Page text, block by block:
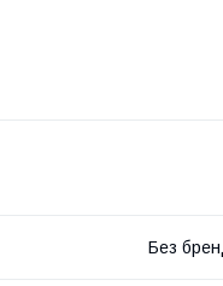
Без